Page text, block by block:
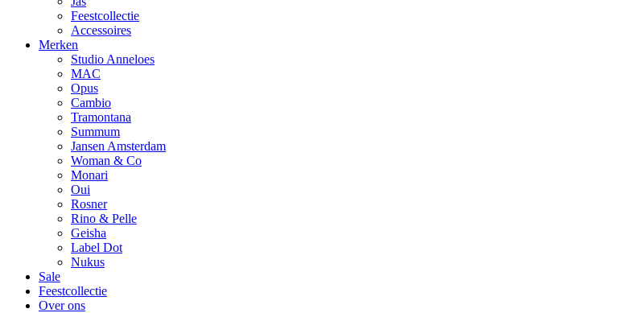
Feestcollectie
Accessoires
Merken
Studio Anneloes
MAC
Opus
Cambio
Tramontana
Summum
Jansen Amsterdam
Woman & Co
Monari
Oui
Rosner
Rino & Pelle
Geisha
Label Dot
Nukus
Sale
Feestcollectie
Over ons